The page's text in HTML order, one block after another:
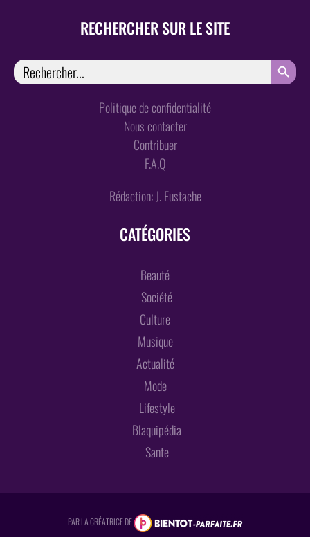
RECHERCHER SUR LE SITE
Search
for:
SEARCH
Politique de confidentialité
Nous contacter
Contribuer
F.A.Q
Rédaction: J. Eustache
CATÉGORIES
Beauté
Société
Culture
Musique
Actualité
Mode
Lifestyle
Blaquipédia
Sante
PAR LA CRÉATRICE DE